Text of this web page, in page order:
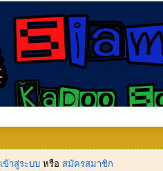
เข้าสู่ระบบ หรือ สมัครสมาชิก